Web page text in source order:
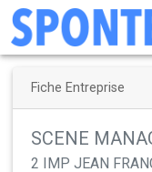
Fiche Entreprise
SCENE
2 IMP JEAN